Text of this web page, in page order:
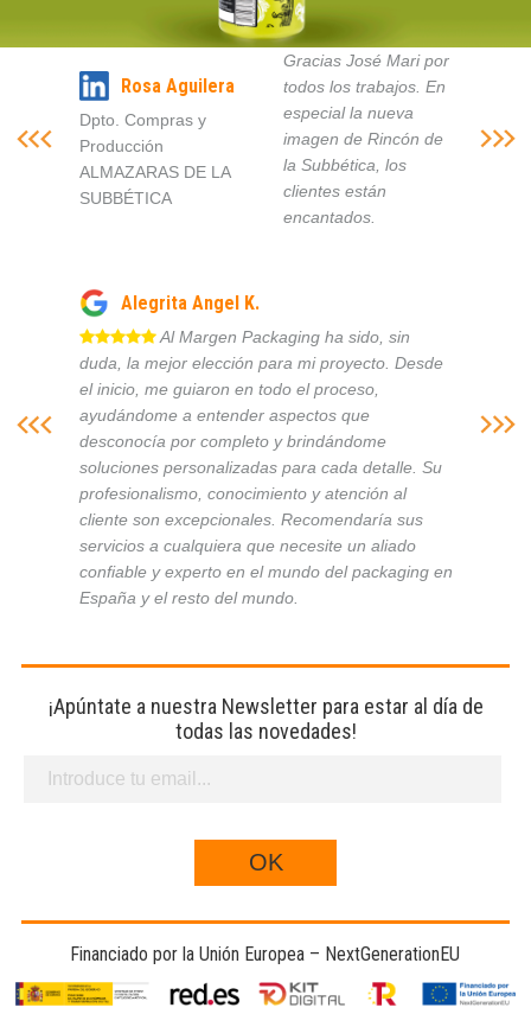
Rosa Aguilera
Dpto. Compras y
Producción
ALMAZARAS DE LA
SUBBÉTICA
Gracias José Mari por
todos los trabajos. En
especial la nueva
imagen de Rincón de
la Subbética, los
clientes están
encantados.
Alegrita Angel K.
Al Margen Packaging ha sido, sin
duda, la mejor elección para mi proyecto. Desde
el inicio, me guiaron en todo el proceso,
ayudándome a entender aspectos que
desconocía por completo y brindándome
soluciones personalizadas para cada detalle. Su
profesionalismo, conocimiento y atención al
cliente son excepcionales. Recomendaría sus
servicios a cualquiera que necesite un aliado
confiable y experto en el mundo del packaging en
España y el resto del mundo.
¡Apúntate a nuestra Newsletter para estar al día de
todas las novedades!
Financiado por la Unión Europea – NextGenerationEU